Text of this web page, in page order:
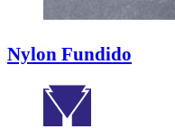
Nylon Fundido